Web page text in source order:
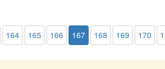
164 165 166 167 168 169 170